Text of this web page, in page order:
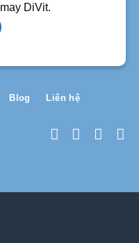
DiVit.
Blog Liên hệ